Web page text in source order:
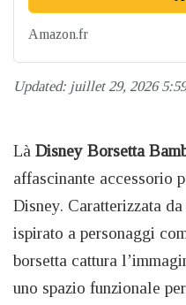
Amazon.fr
Updated: juillet 29, 2026
Là Disney Borsetta
affascinante accessorio
Disney. Caratterizzata
ispirato a personaggi
borsetta cattura
uno spazio funzionale